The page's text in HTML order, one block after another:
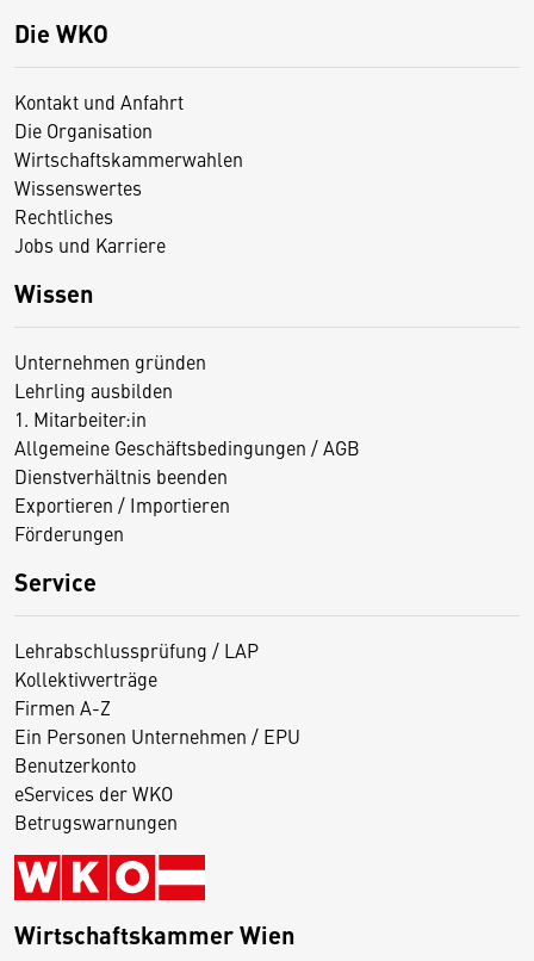
Die WKO
Kontakt und Anfahrt
Die Organisation
Wirtschaftskammerwahlen
Wissenswertes
Rechtliches
Jobs und Karriere
Wissen
Unternehmen gründen
Lehrling ausbilden
1. Mitarbeiter:in
Allgemeine Geschäftsbedingungen / AGB
Dienstverhältnis beenden
Exportieren / Importieren
Förderungen
Service
Lehrabschlussprüfung / LAP
Kollektivverträge
Firmen A-Z
Ein Personen Unternehmen / EPU
Benutzerkonto
eServices der WKO
Betrugswarnungen
Wirtschaftskammer Wien